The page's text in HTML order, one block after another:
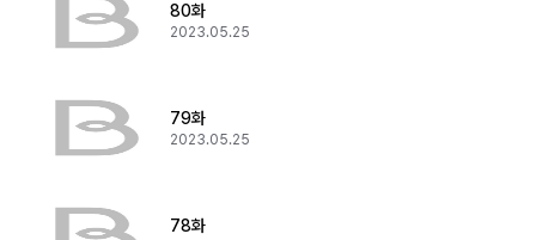
80화
2023.05.25
79화
2023.05.25
78화